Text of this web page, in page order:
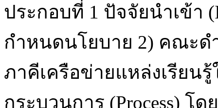
ประกอบที่ 1 ปัจจัยนำเข้า
กำหนดนโยบาย 2) คณะด
ภาคีเครือข่ายแหล่งเรียน
กระบวนการ (Process) โ